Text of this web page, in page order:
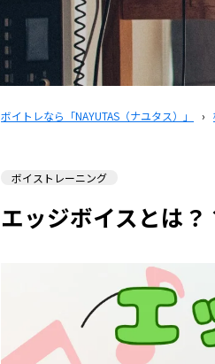
ボイトレなら「NAYUTAS（ナユタス）」 ›
ボイストレーニング
エッジボイスとは？